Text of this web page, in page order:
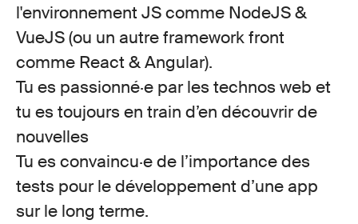
l'environnement JS comme NodeJS &
VueJS (ou un autre framework front
comme React & Angular).
Tu es passionné·e par les technos web et
tu es toujours en train d’en découvrir de
nouvelles
Tu es convaincu·e de l’importance des
tests pour le développement d’une app
sur le long terme.